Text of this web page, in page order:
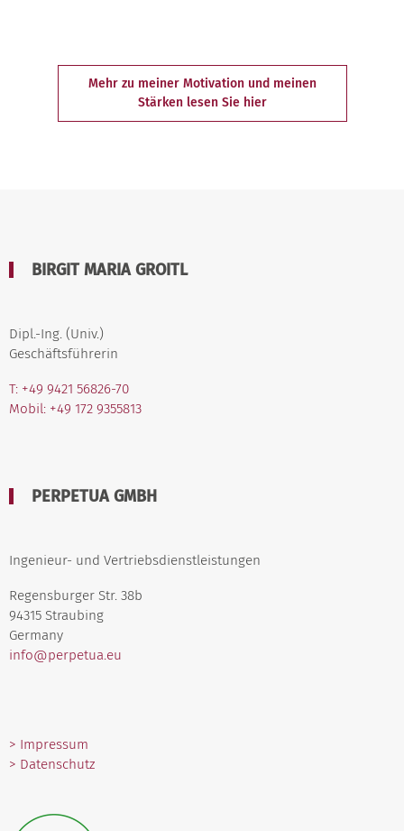
Mehr zu meiner Motivation und meinen
Stärken lesen Sie hier
BIRGIT MARIA GROITL
Dipl.-Ing. (Univ.)
Geschäftsführerin
T: +49 9421 56826-70
Mobil: +49 172 9355813
PERPETUA GMBH
Ingenieur- und Vertriebsdienstleistungen
Regensburger Str. 38b
94315 Straubing
Germany
info@perpetua.eu
> Impressum
> Datenschutz